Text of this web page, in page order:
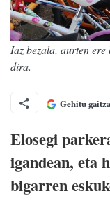
Iaz bezala, aurten
dira.
Gehitu
Elosegi
igandean, eta
bigarren